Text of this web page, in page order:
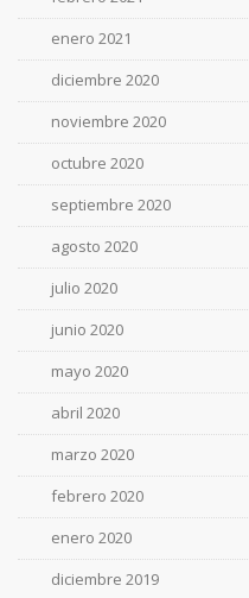
enero 2021
diciembre 2020
noviembre 2020
octubre 2020
septiembre 2020
agosto 2020
julio 2020
junio 2020
mayo 2020
abril 2020
marzo 2020
febrero 2020
enero 2020
diciembre 2019